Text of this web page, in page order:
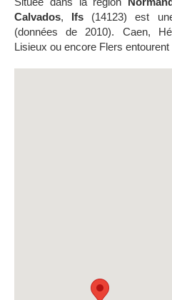
Calvados, Ifs (14123) est
(données de 2010). Caen,
Lisieux ou encore Flers entourent